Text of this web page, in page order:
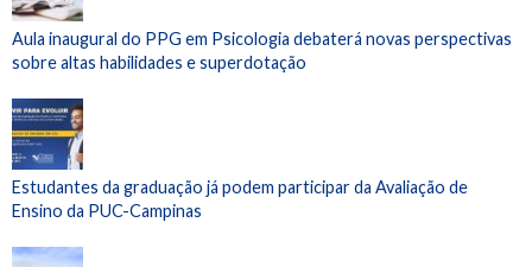
Aula inaugural do PPG em Psicologia debaterá novas perspectivas
sobre altas habilidades e superdotação
Estudantes da graduação já podem participar da Avaliação de
Ensino da PUC-Campinas